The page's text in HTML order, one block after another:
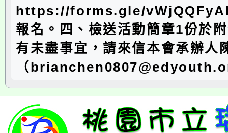
https://forms.gle/
報名。四、檢送活動簡章1份於
有未盡事宜，請來信本會承辦人
（